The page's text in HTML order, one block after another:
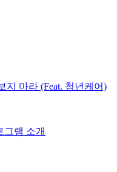
지 마라 (Feat. 청년케어)
그램 소개